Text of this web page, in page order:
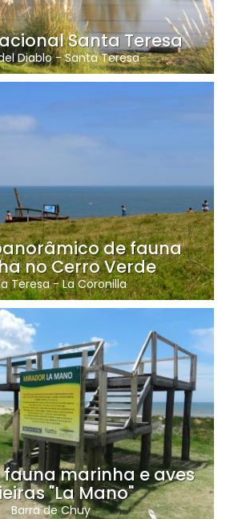
Santa Teresa
Diablo-Santa Teresa
de fauna
no Cerro Verde
Teresa-La Coronilla
marinha e aves
"La Mano"
Barra de Chuy